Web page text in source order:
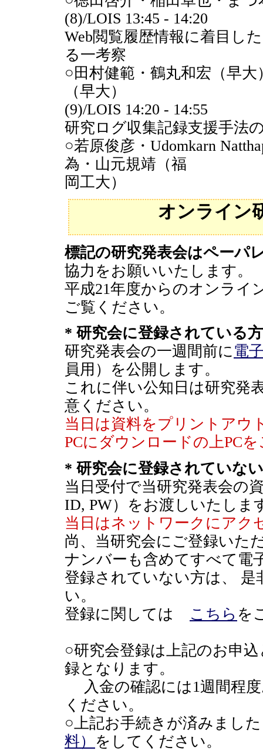
(8)/LOIS 13:45 - 14:20
Web閲覧履歴情報に着目し
る一考察
○田村健範・鶴丸和宏（早
（早大）
(9)/LOIS 14:20 - 14:55
研究ログ収集記録支援手法
○若原俊彦・Udomkarn
為・山元規靖（福
岡工大）
オンライン
標記の研究発表会はペーパ
協力をお願いいたします。
平成21年度からのオンライ
ご覧ください。
* 研究会に登録されている方
研究発表会の一週間前に電
員用）を公開します。
これに伴い公知日は研究発
意ください。
当日は資料をプリントアウ
PCにダウンロードの上PC
* 研究会に登録されていな
当日受付で当研究発表会の
ID, PW）をお渡しいたしま
当日はネットワークにアク
尚、当研究会にご登録いた
ナンバーも含めてすべて電
登録されていない方は、
い。
登録に関しては
こちら を
○研究会登録は上記のお申
録となります。
入金の確認には1週間程
ください。
○上記お手続きが済みまし
料）
をしてください。